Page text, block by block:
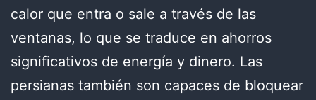
calor que entra o sale a través de las
ventanas, lo que se traduce en ahorros
significativos de energía y dinero. Las
persianas también son capaces de bloquear